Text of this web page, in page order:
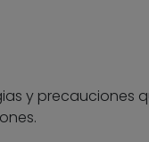
y precauciones